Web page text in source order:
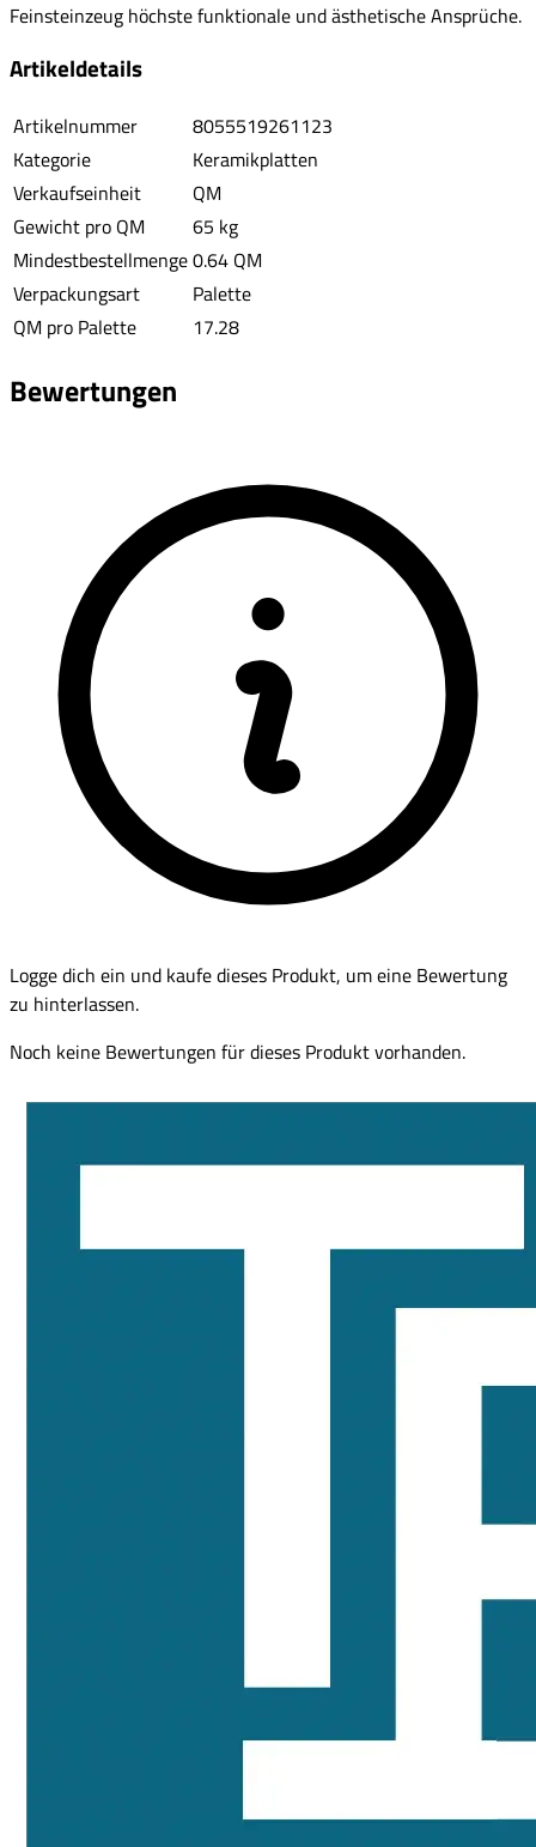
Feinsteinzeug höchste funktionale und ästhetische Ansprüche.
Artikeldetails
Artikelnummer
8055519261123
Kategorie
Keramikplatten
Verkaufseinheit
QM
Gewicht pro QM
65 kg
Mindestbestellmenge0.64 QM
Verpackungsart
Palette
QM pro Palette
17.28
Bewertungen
Logge dich ein und kaufe dieses Produkt, um eine Bewertung
zu hinterlassen.
Noch keine Bewertungen für dieses Produkt vorhanden.